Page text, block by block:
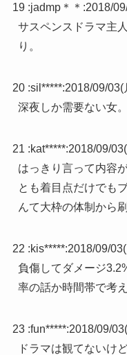
19 :jadmp＊＊ :2018/
サスペンスドラマ主
り。
20 :sil*****:2018/09/03(
深夜しか需要ない女。
21 :kat*****:2018/09/
はっきり言って内容
とも着目点だけでも
んて大枠の体制から
22 :kis*****:2018/09/
負傷してダメージ
率の話か時間帯で考
23 :fun*****:2018/09/
ドラマは観てないけ